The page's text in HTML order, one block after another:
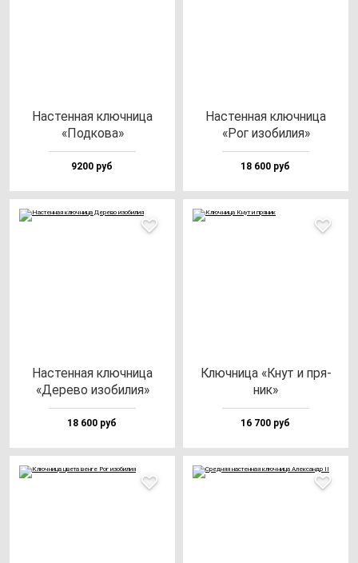
Нас­тен­ная ключ­ни­ца
«Под­ко­ва»
9200 руб
Нас­тен­ная ключ­ни­ца
«Рог изо­би­лия»
18 600 руб
Нас­тен­ная ключ­ни­ца
«Дере­во изо­би­лия»
18 600 руб
Ключ­ни­ца «Кнут и пря­
ник»
16 700 руб